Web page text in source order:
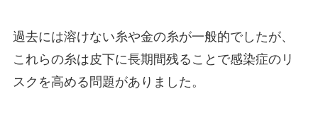
過去には溶けない糸や金の糸が一般的でしたが、
これらの糸は皮下に長期間残ることで感染症のリ
スクを高める問題がありました。